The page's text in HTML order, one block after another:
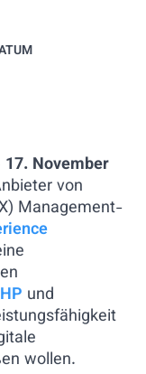
November
von
Management-
HP und
wollen.